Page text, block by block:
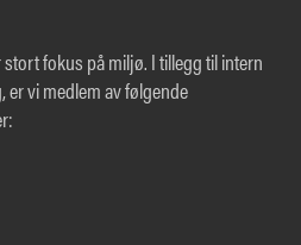
stort fokus på miljø. I tillegg til intern
er vi medlem av følgende